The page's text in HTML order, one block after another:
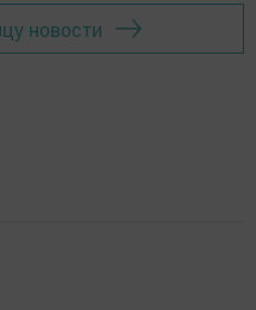
новости